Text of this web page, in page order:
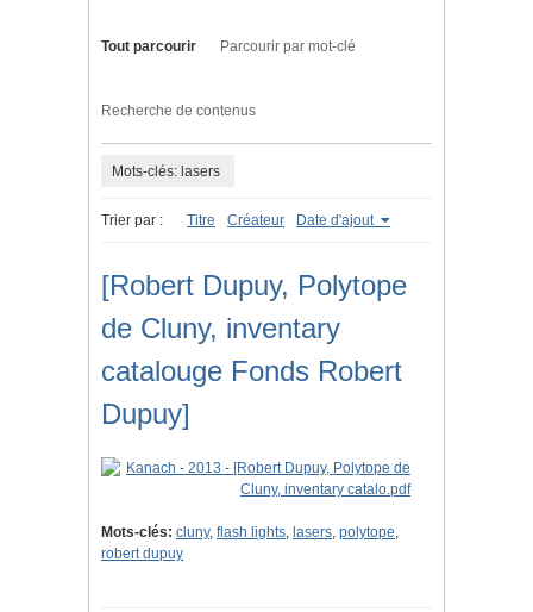
Tout parcourir Parcourir par mot-clé
Recherche de contenus
Mots-clés: lasers
Trier par : Titre Créateur Date d'ajout
[Robert Dupuy, Polytope
de Cluny, inventary
catalouge Fonds Robert
Dupuy]
Mots-clés: cluny, flash lights, lasers, polytope,
robert dupuy